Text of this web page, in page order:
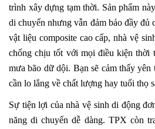
trình xây dựng tạm thời. Sản phẩm
di chuyển nhưng vẫn đảm bảo đầy đủ
vật liệu composite cao cấp, nhà vệ
chống chịu tốt với mọi điều kiện thời
mưa bão dữ dội. Bạn sẽ cảm thấy
cần lo lắng về chất lượng hay tuổi thọ
Sự tiện lợi của nhà vệ sinh di động
năng di chuyển dễ dàng. TPX còn